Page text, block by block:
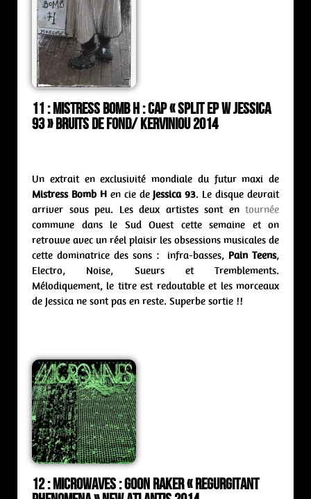
11 : Mistress Bomb H : CAP « Split ep w Jessica
93 » Bruits de Fond/ Kerviniou 2014
Un extrait en exclusivité mondiale du futur maxi de
Mistress Bomb Hen cie de Jessica 93. Le disque devrait
arriver sous peu. Les deux artistes sont en tournée
commune dans le Sud Ouest cette semaine et on
retrouve avec un réel plaisir les obsessions musicales de
cette dominatrice des sons : infra-basses, Pain Teens,
Electro, Noise, Sueurs et Tremblements.
Mélodiquement, le titre est redoutable et les morceaux
de Jessica ne sont pas en reste. Superbe sortie !!
12 : Microwaves : goon raker « Regurgitant